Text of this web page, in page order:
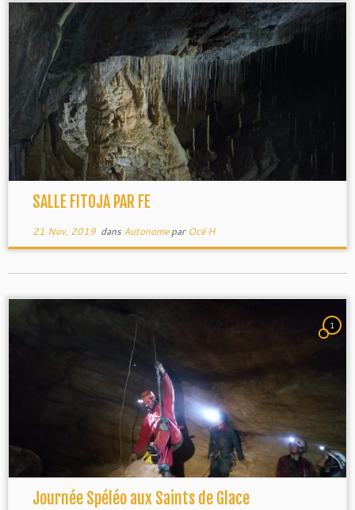
SALLE FITOJA PAR FE
21 Nov, 2019dans Autonomepar Océ H
1
Gucem
Journée Spéléo aux Saints de Glace